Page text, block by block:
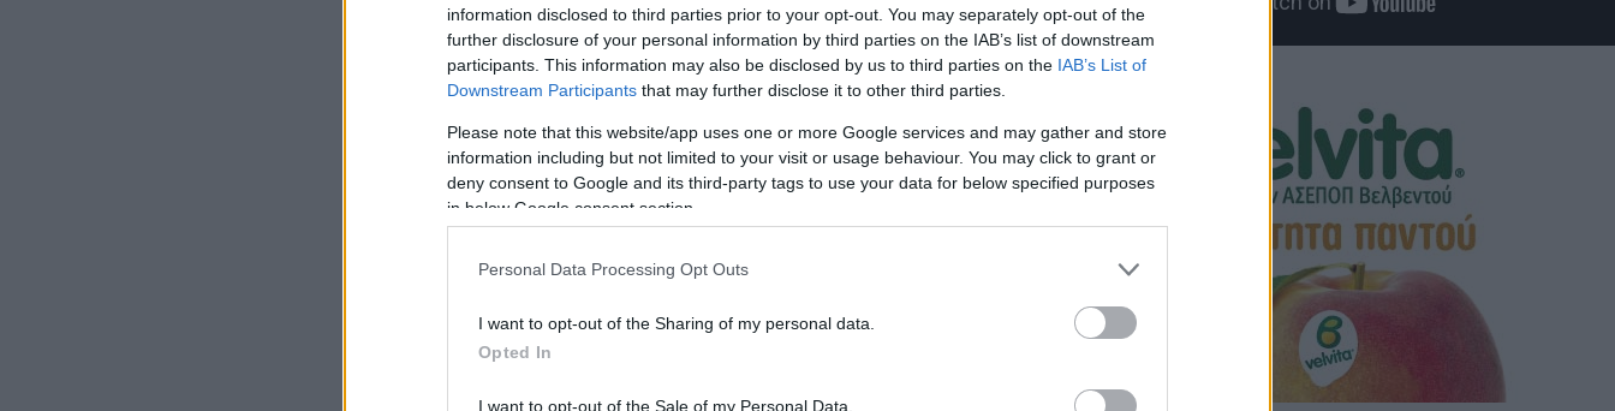
information disclosed to third parties prior to your opt-out. You may separately opt-out of the
further disclosure of your personal information by third parties on the IAB’s list of downstream
participants. This information may also be disclosed by us to third parties on the IAB’s List of
Downstream Participants that may further disclose it to other third parties.
Please note that this website/app uses one or more Google services and may gather and store
information including but not limited to your visit or usage behaviour. You may click to grant or
deny consent to Google and its third-party tags to use your data for below specified purposes
in below Google consent section.
Personal Data Processing Opt Outs
I want to opt-out of the Sharing of my personal data.
Opted In
I want to opt-out of the Sale of my Personal Data.